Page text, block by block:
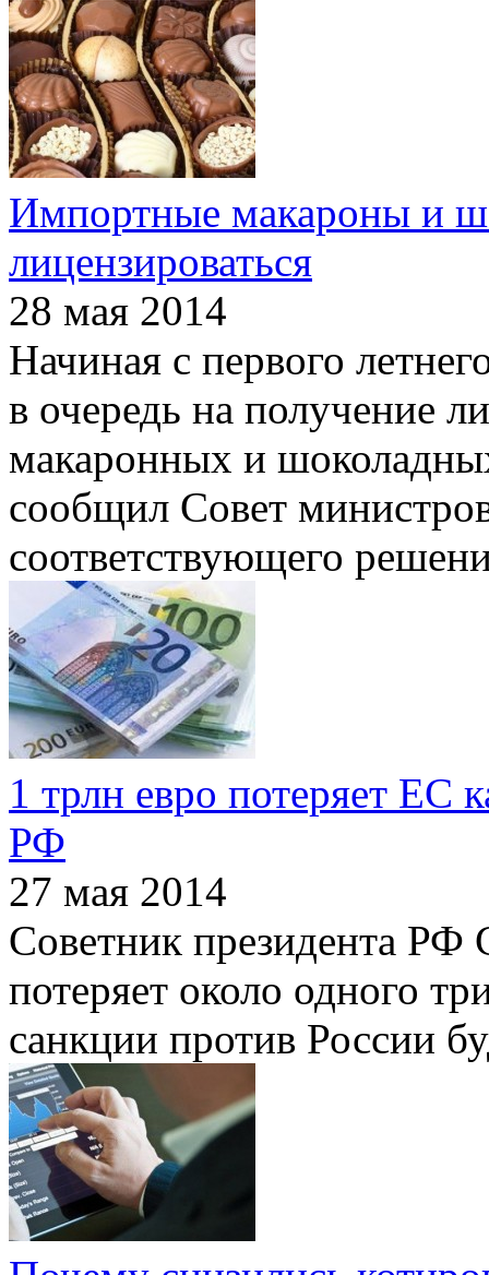
Импортные макароны и
лицензироваться
28 мая 2014
Начиная с первого
в очередь на получение
макаронных и
сообщил Совет
соответствующего
1 трлн евро потеряет ЕС
РФ
27 мая 2014
Советник президента РФ
потеряет около одного
санкции против России